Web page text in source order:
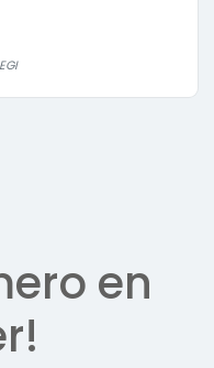
en